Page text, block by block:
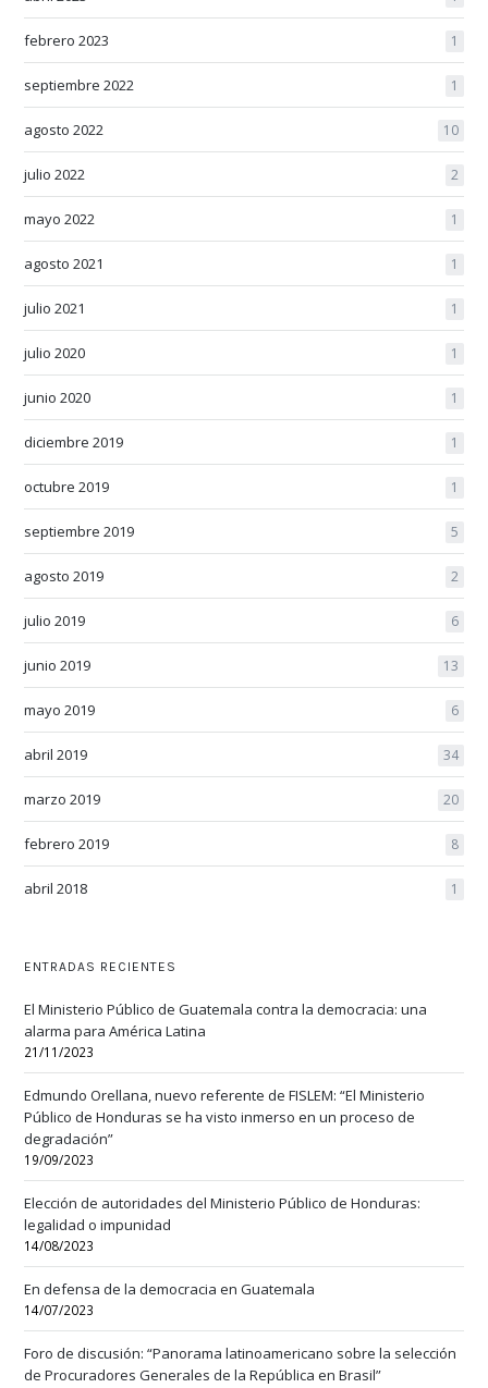
febrero 2023 1
septiembre 2022 1
agosto 2022 10
julio 2022 2
mayo 2022 1
agosto 2021 1
julio 2021 1
julio 2020 1
junio 2020 1
diciembre 2019 1
octubre 2019 1
septiembre 2019 5
agosto 2019 2
julio 2019 6
junio 2019 13
mayo 2019 6
abril 2019 34
marzo 2019 20
febrero 2019 8
abril 2018 1
ENTRADAS RECIENTES
El Ministerio Público de Guatemala contra la democracia: una
alarma para América Latina
21/11/2023
Edmundo Orellana, nuevo referente de FISLEM: “El Ministerio
Público de Honduras se ha visto inmerso en un proceso de
degradación”
19/09/2023
Elección de autoridades del Ministerio Público de Honduras:
legalidad o impunidad
14/08/2023
En defensa de la democracia en Guatemala
14/07/2023
Foro de discusión: “Panorama latinoamericano sobre la selección
de Procuradores Generales de la República en Brasil”